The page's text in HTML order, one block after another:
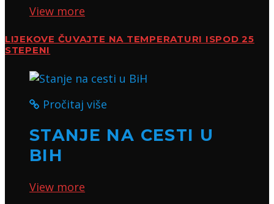
View more
LIJEKOVE ČUVAJTE NA TEMPERATURI ISPOD 25
STEPENI
Pročitaj više
STANJE NA CESTI U
BIH
View more